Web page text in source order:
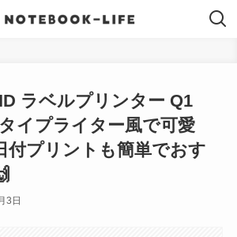
ラベルプリンター Q1
イプライター風で可愛
付プリントも簡単でおす
3日